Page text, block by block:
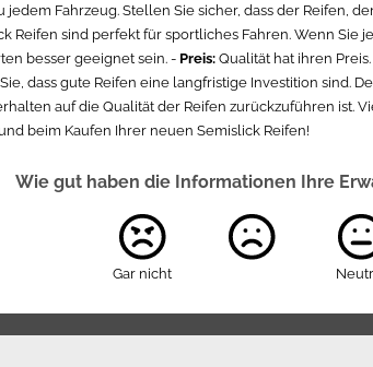
jedem Fahrzeug. Stellen Sie sicher, dass der Reifen,
Reifen sind perfekt für sportliches Fahren. Wenn Sie
besser geeignet sein. - Preis:Qualität hat ihren
dass gute Reifen eine langfristige Investition sind.
auf die Qualität der Reifen zurückzuführen ist.
beim Kaufen Ihrer neuen Semislick Reifen!
Wie gut haben die Informationen Ihre
Gar nicht